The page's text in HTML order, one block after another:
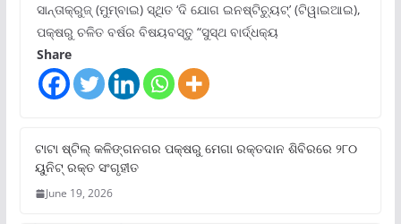
ସାନ୍ତାକ୍ରୁଜ୍ (ମୁମ୍ବାଇ) ସ୍ଥିତ ‘ଦି ଯୋଗ ଇନଷ୍ଟିଚ୍ୟୁଟ୍‌’ (ଟିୱାଇଆଇ),
ପକ୍ଷରୁ ଚଳିତ ବର୍ଷର ବିଷୟବସ୍ତୁ “ସୁସ୍ଥ ବାର୍ଦ୍ଧକ୍ୟ
Share
ଟାଟା ଷ୍ଟିଲ୍‌ କଳିଙ୍ଗନଗର ପକ୍ଷରୁ ମେଗା ରକ୍ତଦାନ ଶିବିରରେ ୨୮୦
ୟୁନିଟ୍‌ ରକ୍ତ ସଂଗୃହୀତ
June 19, 2026